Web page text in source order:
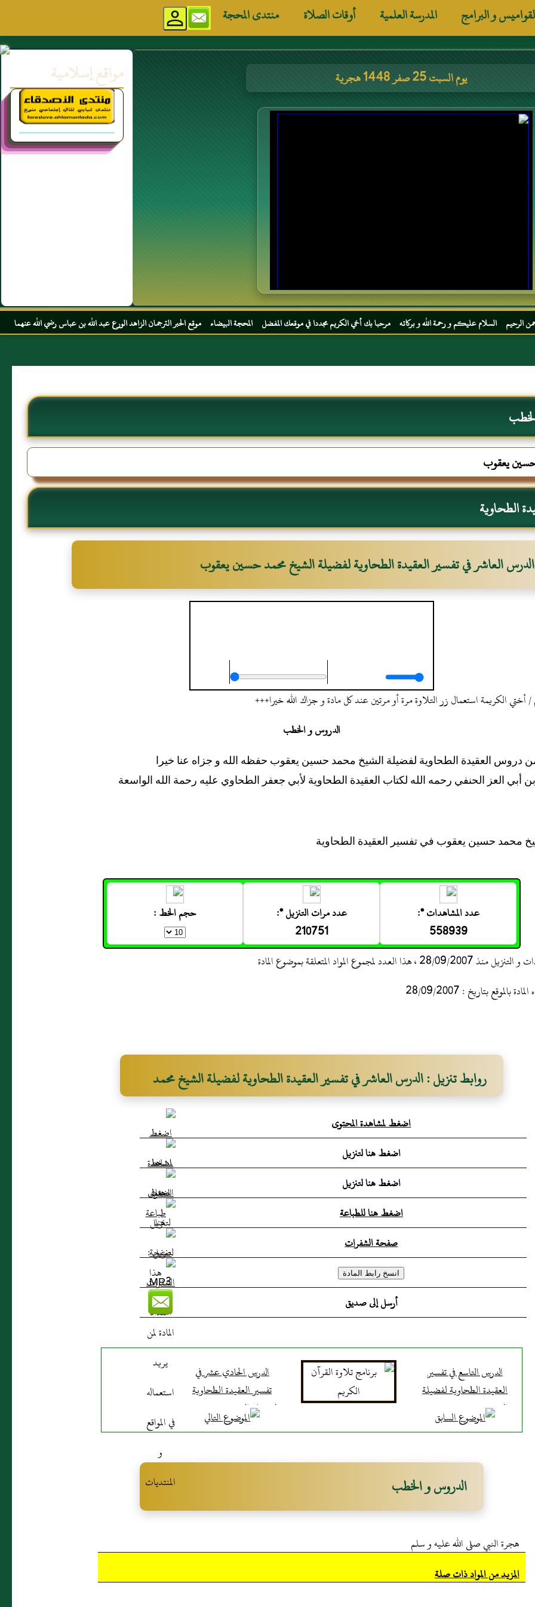
و البرامج المدرسة العلمية أوقات الصلاة منتدى المحجة
يوم السبت 25 صفر 1448 هجرية مواقع إسلامية
عليكم و رحمة الله و بركاته مرحبا بك أخي الكريم مجددا في موقعك المفضل المحجة البيضاء موقع الحبر الترجمان الزاهد الورع عبد الله بن عباس رضي الله عنهما
يعقوب
الطحاوية
الدرس العاشر في تفسير العقيدة الطحاوية لفضيلة الشيخ محمد حسين يعقوب
الكريمة استعمال زر التلاوة مرة أو مرتين عند كل مادة و جزاك الله خيرا+++
الدروس و الخطب
دروس العقيدة الطحاوية لفضيلة الشيخ محمد حسين يعقوب حفظه الله و جزاه عنا خيرا
أبي العز الحنفي رحمه الله لكتاب العقيدة الطحاوية لأبي جعفر الطحاوي عليه رحمة الله الواسعة
محمد حسين يعقوب في تفسير العقيدة الطحاوية
عدد المشاهدات *:
558939
عدد مرات التنزيل *:
210751
حجم الخط :
العدد لمجموع المواد المتعلقة بموضوع المادة
بتاريخ : 28/09/2007
روابط تنزيل : الدرس العاشر في تفسير العقيدة الطحاوية لفضيلة الشيخ محمد
حسين يعقوب
اضغط لمشاهدة المحتوى
اضغط هنا لتنزيل
اضغط هنا لتنزيل
اضغط هنا للطباعة
صفحة الشفرات
أرسل إلى صديق
الدرس التاسع في تفسير
العقيدة الطحاوية لفضيلة
الشيخ محمد حسين يعقوب
الدرس الحادي عشر في
تفسير العقيدة الطحاوية
لفضيلة الشيخ محمد حسين
يعقوب
الدروس و الخطب
هجرة النبي صلى الله عليه و سلم
المزيد من المواد ذات صلة